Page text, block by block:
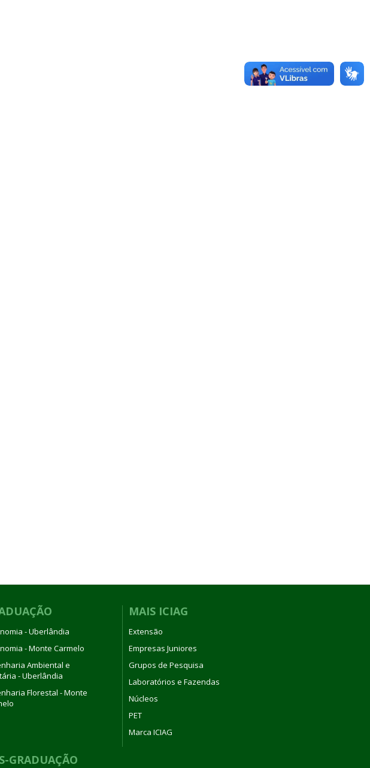
- Uberlândia
- Monte Carmelo
Ambiental e
- Uberlândia
Florestal - Monte
GRADUAÇÃO
MAIS ICIAG
Extensão
Empresas Juniores
Grupos de Pesquisa
Laboratórios e Fazendas
Núcleos
PET
Marca ICIAG